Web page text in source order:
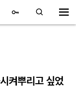
켜뿌리고 싶었